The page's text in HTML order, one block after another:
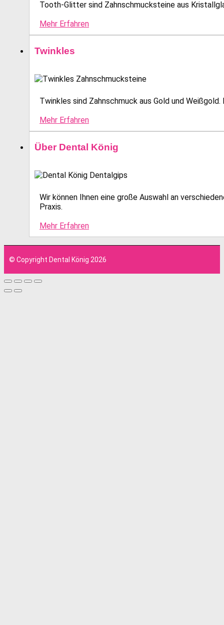
Tooth-Glitter sind Zahnschmucksteine aus
Mehr Erfahren
Twinkles
Twinkles sind Zahnschmuck aus Gold und
Mehr Erfahren
Über Dental König
Wir können Ihnen eine große Auswahl an
Praxis.
Mehr Erfahren
© Copyright Dental König 2026